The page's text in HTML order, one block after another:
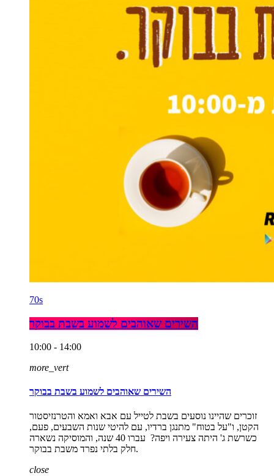
70s
השירים שאוהבים לשמוע בשבת בבוקר
10:00 - 14:00
more_vert
השירים שאוהבים לשמוע בשבת בבוקר
זוכרים שהיינו נוסעים בשבת לטייל עם אבא ואמא והטרנזיסטור
הקטן, ו"על בטוח" מתנגן ברדיו, עם להיטי שנות השבעים, פעם,
כשרשת ג' היתה צעירה ויפה? עברו 40 שנה, והמוסיקה נשארה
חלק בלתי נפרד משבת בבוקר.
close